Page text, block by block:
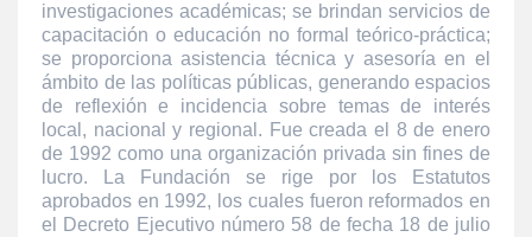
investigaciones académicas; se brindan servicios de
capacitación o educación no formal teórico-práctica;
se proporciona asistencia técnica y asesoría en el
ámbito de las políticas públicas, generando espacios
de reflexión e incidencia sobre temas de interés
local, nacional y regional. Fue creada el 8 de enero
de 1992 como una organización privada sin fines de
lucro. La Fundación se rige por los Estatutos
aprobados en 1992, los cuales fueron reformados en
el Decreto Ejecutivo número 58 de fecha 18 de julio